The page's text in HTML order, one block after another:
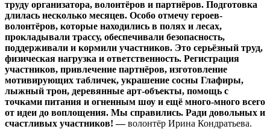
труду организатора, волонтёров и партнёров. Подготовка
длилась несколько месяцев. Особо отмечу героев-
волонтёров, которые находились в полях и лесах,
прокладывали трассу, обеспечивали безопасность,
поддерживали и кормили участников. Это серьёзный труд,
физическая нагрузка и ответственность. Регистрация
участников, привлечение партнёров, изготовление
мотивирующих табличек, украшение сосны Глафиры,
лыжный трон, деревянные арт-объекты, помощь с
точками питания и огненным шоу и ещё много-много всего
от идеи до воплощения. Мы справились. Ради довольных и
счастливых участников! —волонтёр Ирина Кондратьева.